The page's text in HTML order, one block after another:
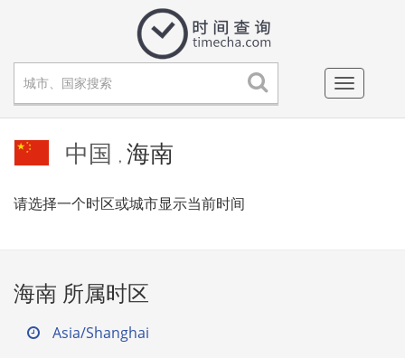
Toggle
中国 , 海南
请选择一个时区或城市显示当前时间
海南 所属时区
Asia/Shanghai